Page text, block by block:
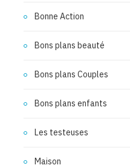
Bonne Action
Bons plans beauté
Bons plans Couples
Bons plans enfants
Les testeuses
Maison